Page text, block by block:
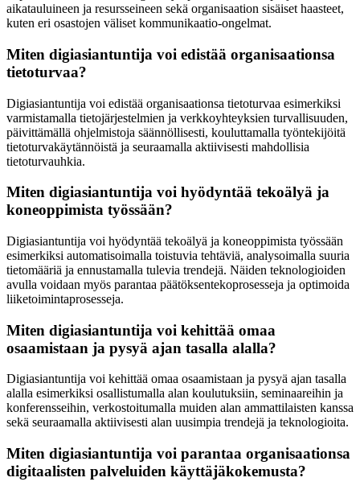
aikatauluineen ja resursseineen sekä organisaation sisäiset haasteet,
kuten eri osastojen väliset kommunikaatio-ongelmat.
Miten digiasiantuntija voi edistää organisaationsa
tietoturvaa?
Digiasiantuntija voi edistää organisaationsa tietoturvaa esimerkiksi
varmistamalla tietojärjestelmien ja verkkoyhteyksien turvallisuuden,
päivittämällä ohjelmistoja säännöllisesti, kouluttamalla työntekijöitä
tietoturvakäytännöistä ja seuraamalla aktiivisesti mahdollisia
tietoturvauhkia.
Miten digiasiantuntija voi hyödyntää tekoälyä ja
koneoppimista työssään?
Digiasiantuntija voi hyödyntää tekoälyä ja koneoppimista työssään
esimerkiksi automatisoimalla toistuvia tehtäviä, analysoimalla suuria
tietomääriä ja ennustamalla tulevia trendejä. Näiden teknologioiden
avulla voidaan myös parantaa päätöksentekoprosesseja ja optimoida
liiketoimintaprosesseja.
Miten digiasiantuntija voi kehittää omaa
osaamistaan ja pysyä ajan tasalla alalla?
Digiasiantuntija voi kehittää omaa osaamistaan ja pysyä ajan tasalla
alalla esimerkiksi osallistumalla alan koulutuksiin, seminaareihin ja
konferensseihin, verkostoitumalla muiden alan ammattilaisten kanssa
sekä seuraamalla aktiivisesti alan uusimpia trendejä ja teknologioita.
Miten digiasiantuntija voi parantaa organisaationsa
digitaalisten palveluiden käyttäjäkokemusta?